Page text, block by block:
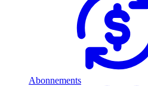
Abonnements